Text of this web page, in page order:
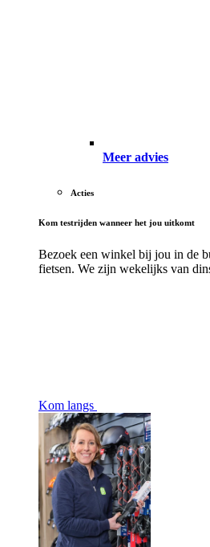
Meer advies
Acties
Kom testrijden wanneer het jou uitkomt
Bezoek een winkel bij jou in de
fietsen. We zijn wekelijks van
Kom langs